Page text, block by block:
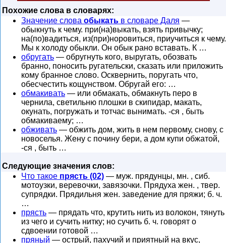
Похожие слова в словарях:
Значение слова обыкать в словаре Даля —
обыкнуть к чему. при(на)выкать, взять привычку;
на(по)вадиться, из(при)норовиться, приучиться к чему.
Мы к холоду обыкли. Он обык рано вставать. К …
обругать — обругнуть кого, выругать, обозвать
бранно, поносить ругательски, сказать или приложить
кому бранное слово. Осквернить, поругать что,
обесчестить кощунством. Обругай его: …
обмакивать — или обмакать, обмакнуть перо в
чернила, светильню плошки в скипидар, макать,
окунать, погружать и тотчас вынимать. -ся , быть
обмакиваему; …
обживать — обжить дом, жить в нем первому, снову, с
новоселья. Жену с почину бери, а дом купи обжатой,
-ся , быть …
Следующие значения слов:
Что такое прясть (02) — муж. прядунцы, мн. , сиб.
мотоузки, веревочки, завязочки. Прядуха жен. , твер.
супрядки. Прядильня жен. заведение для пряжи; б. ч.
…
прясть — прядать что, крутить нить из волокон, тянуть
из чего и сучить нитку; но сучить б. ч. говорят о
сдвоении готовой …
пряный — острый, пахучий и приятный на вкус,